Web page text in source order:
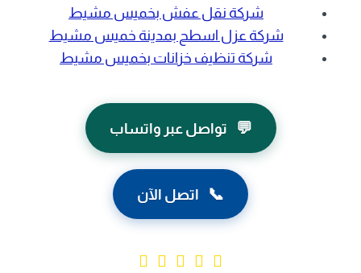
شركة نقل عفش بخميس مشيط
شركة عزل اسطح بمدينة خميس مشيط
شركة تنظيف خزانات بخميس مشيط
💬 تواصل عبر واتساب
📞 اتصل الآن